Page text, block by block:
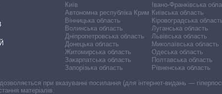
Київ
Автономна республіка Крим
Вінницька область
Волинська область
Дніпропетровська область
Донецька область
Житомирська область
Закарпатська область
Запорізька область
Івано-Франківська
Київська область
Кіровоградська
Луганська область
Львівська область
Миколаївська область
Одеська область
Полтавська область
Рівненська область
при вказуванні посилання (для інтернет-видань —
матеріалів.